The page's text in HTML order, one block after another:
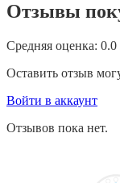
Отзывы
Средняя оценка: 0.0
Оставить отзыв
Войти в аккаунт
Отзывов пока нет.